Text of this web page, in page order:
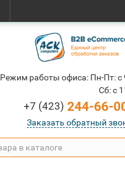
Режим работы офиса: Пн-Пт: c
Cб: c
+7 (423) 244-66-
Заказать обратный